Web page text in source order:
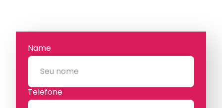
Name
Telefone